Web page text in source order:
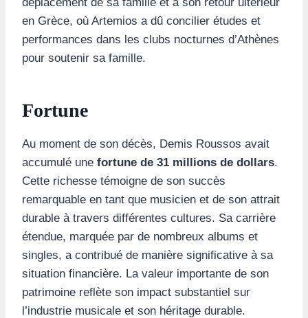
en Grèce, où Artemios a dû concilier études et
performances dans les clubs nocturnes d’Athènes
pour soutenir sa famille.
Fortune
Au moment de son décès, Demis Roussos avait
accumulé une fortune de 31 millions de dollars.
Cette richesse témoigne de son succès
remarquable en tant que musicien et de son attrait
durable à travers différentes cultures. Sa carrière
étendue, marquée par de nombreux albums et
singles, a contribué de manière significative à sa
situation financière. La valeur importante de son
patrimoine reflète son impact substantiel sur
l’industrie musicale et son héritage durable.